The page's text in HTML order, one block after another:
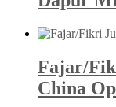
Fajar/
China